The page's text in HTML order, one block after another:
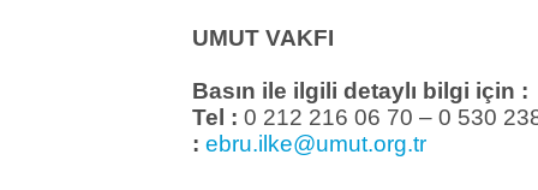
UMUT VAKFI
Basın ile ilgili detaylı bilgi için
Tel : 0 212 216 06 70 – 0
: ebru.ilke@umut.org.tr